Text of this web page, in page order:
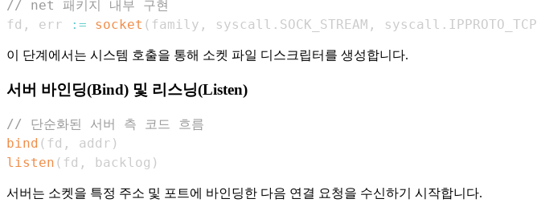
// net 패키지 내부 구현
fd , err := socket ( family , syscall . SOCK_STREAM , syscall . IPPROTO_TCP
이 단계에서는 시스템 호출을 통해 소켓 파일 디스크립터를 생성합니다.
서버 바인딩(Bind) 및 리스닝(Listen)
// 단순화된 서버 측 코드 흐름
bind ( fd , addr )
listen ( fd , backlog )
서버는 소켓을 특정 주소 및 포트에 바인딩한 다음 연결 요청을 수신하기 시작합니다.